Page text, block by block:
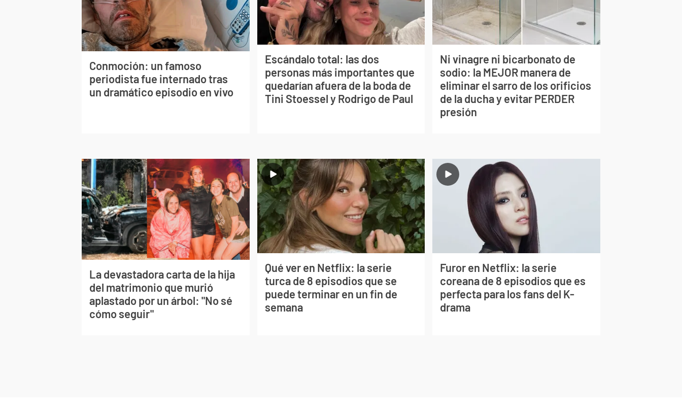
Conmoción: un famoso
periodista fue internado tras
un dramático episodio en vivo
Escándalo total: las dos
personas más importantes que
quedarían afuera de la boda de
Tini Stoessel y Rodrigo de Paul
Ni vinagre ni bicarbonato de
sodio: la MEJOR manera de
eliminar el sarro de los orificios
de la ducha y evitar PERDER
presión
La devastadora carta de la hija
del matrimonio que murió
aplastado por un árbol: "No sé
cómo seguir"
Qué ver en Netflix: la serie
turca de 8 episodios que se
puede terminar en un fin de
semana
Furor en Netflix: la serie
coreana de 8 episodios que es
perfecta para los fans del K-
drama